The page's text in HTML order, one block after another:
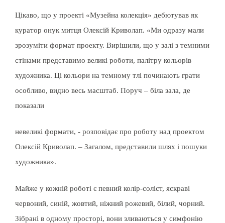
Цікаво, що у проекті «Музейна колекція» дебютував як
куратор онук митця Олексій Криволап. «Ми одразу мали
зрозуміти формат проекту. Вирішили, що у залі з темними
стінами представимо великі роботи, палітру кольорів
художника. Ці кольори на темному тлі починають грати
особливо, видно весь масштаб. Поруч – біла зала, де
показали
невеликі формати, - розповідає про роботу над проектом
Олексій Криволап. – Загалом, представили шлях і пошуки
художника».
Майже у кожній роботі є певний колір-соліст, яскраві
червоний, синій, жовтий, ніжний рожевий, білий, чорний.
Зібрані в одному просторі, вони зливаються у симфонію